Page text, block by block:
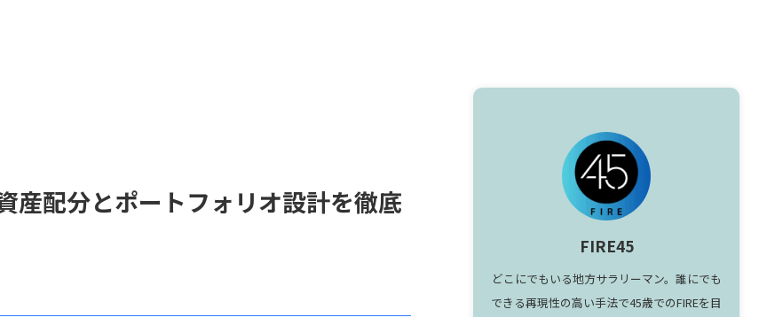
産配分とポートフォリオ設計を徹底
FIRE45
どこにでもいる地方サラリーマン。誰にでも
できる再現性の高い手法で45歳でのFIREを目